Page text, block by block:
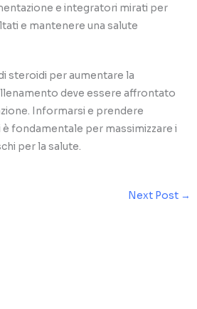
e integratori mirati per
e mantenere una salute
steroidi per aumentare la
deve essere affrontato
Informarsi e prendere
fondamentale per massimizzare i
per la salute.
Next Post →